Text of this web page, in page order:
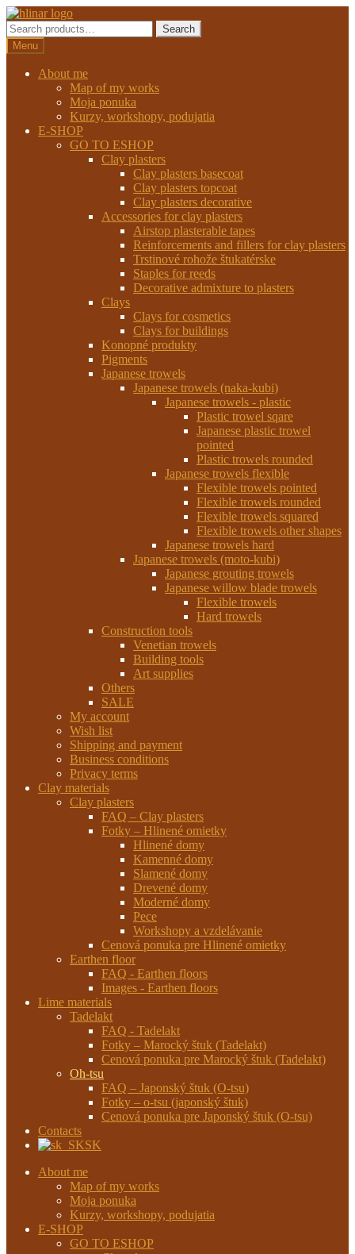
Preskočiť
na
navigáciu
Preskočiť
na
obsah
Search
for:
Search
Menu
About me
Map of my works
Moja ponuka
Kurzy, workshopy, podujatia
E-SHOP
GO TO ESHOP
Clay plasters
Clay plasters basecoat
Clay plasters topcoat
Clay plasters decorative
Accessories for clay plasters
Airstop plasterable tapes
Reinforcements and fillers for clay plasters
Trstinové rohože štukatérske
Staples for reeds
Decorative admixture to plasters
Clays
Clays for cosmetics
Clays for buildings
Konopné produkty
Pigments
Japanese trowels
Japanese trowels (naka-kubi)
Japanese trowels - plastic
Plastic trowel sqare
Japanese plastic trowel
pointed
Plastic trowels rounded
Japanese trowels flexible
Flexible trowels pointed
Flexible trowels rounded
Flexible trowels squared
Flexible trowels other shapes
Japanese trowels hard
Japanese trowels (moto-kubi)
Japanese grouting trowels
Japanese willow blade trowels
Flexible trowels
Hard trowels
Construction tools
Venetian trowels
Building tools
Art supplies
Others
SALE
My account
Wish list
Shipping and payment
Business conditions
Privacy terms
Clay materials
Clay plasters
FAQ – Clay plasters
Fotky – Hlinené omietky
Hlinené domy
Kamenné domy
Slamené domy
Drevené domy
Moderné domy
Pece
Workshopy a vzdelávanie
Cenová ponuka pre Hlinené omietky
Earthen floor
FAQ - Earthen floors
Images - Earthen floors
Lime materials
Tadelakt
FAQ - Tadelakt
Fotky – Marocký štuk (Tadelakt)
Cenová ponuka pre Marocký štuk (Tadelakt)
Oh-tsu
FAQ – Japonský štuk (O-tsu)
Fotky – o-tsu (japonský štuk)
Cenová ponuka pre Japonský štuk (O-tsu)
Contacts
SK
About me
Map of my works
Moja ponuka
Kurzy, workshopy, podujatia
E-SHOP
GO TO ESHOP